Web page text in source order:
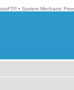
• System Mechanic Free